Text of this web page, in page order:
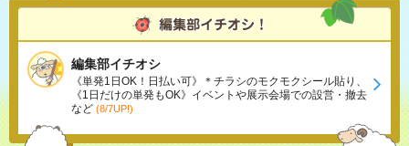
編集部イチオシ
《単発1日OK！日払い可》＊チラシのモクモクシール貼り、
《1日だけの単発もOK》イベントや展示会場での設営・撤去
など (8/7UP!)